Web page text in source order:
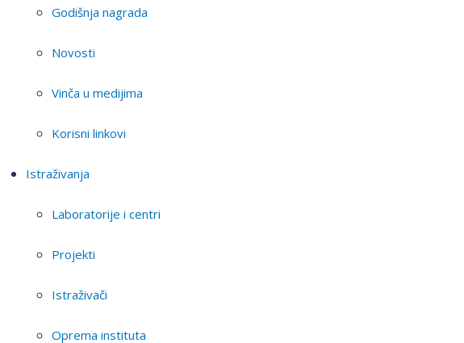
Godišnja nagrada
Novosti
Vinča u medijima
Korisni linkovi
Istraživanja
Laboratorije i centri
Projekti
Istraživači
Oprema instituta